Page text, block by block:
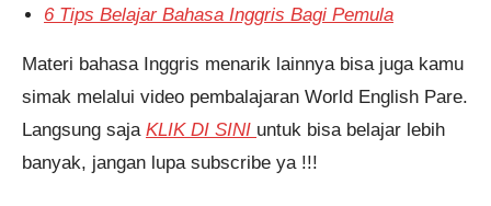
6 Tips Belajar Bahasa Inggris Bagi Pemula
Materi bahasa Inggris menarik lainnya bisa juga kamu
simak melalui video pembalajaran World English Pare.
Langsung saja KLIK DI SINI untuk bisa belajar lebih
banyak, jangan lupa subscribe ya !!!